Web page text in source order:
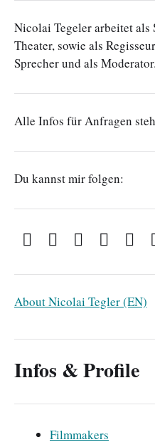
Nicolai Tegeler arbeitet als
Theater, sowie als
Sprecher und als Moderator.
Alle Infos für Anfragen
Du kannst mir folgen:
About Nicolai Tegler (EN)
Infos & Profile
Filmmakers